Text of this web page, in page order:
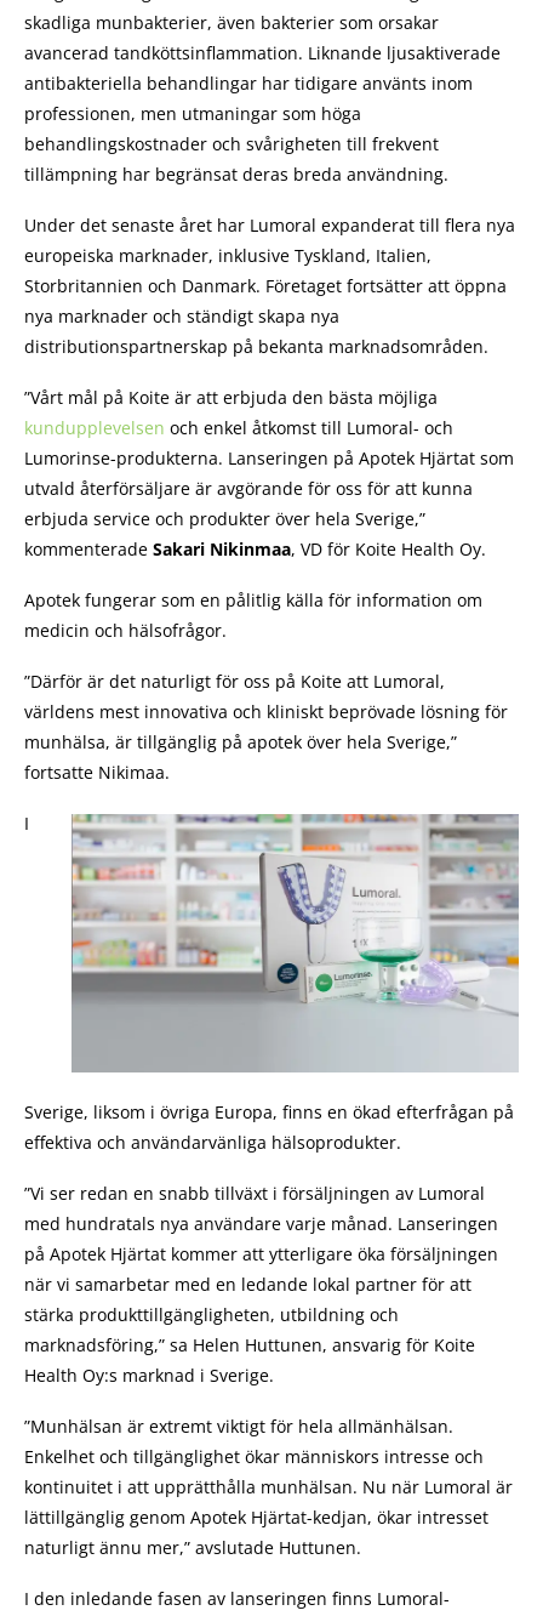
skadliga munbakterier, även bakterier som orsakar
avancerad tandköttsinflammation. Liknande ljusaktiverade
antibakteriella behandlingar har tidigare använts inom
professionen, men utmaningar som höga
behandlingskostnader och svårigheten till frekvent
tillämpning har begränsat deras breda användning.
Under det senaste året har Lumoral expanderat till flera nya
europeiska marknader, inklusive Tyskland, Italien,
Storbritannien och Danmark. Företaget fortsätter att öppna
nya marknader och ständigt skapa nya
distributionspartnerskap på bekanta marknadsområden.
”Vårt mål på Koite är att erbjuda den bästa möjliga
kundupplevelsen och enkel åtkomst till Lumoral- och
Lumorinse-produkterna. Lanseringen på Apotek Hjärtat som
utvald återförsäljare är avgörande för oss för att kunna
erbjuda service och produkter över hela Sverige,”
kommenterade Sakari Nikinmaa, VD för Koite Health Oy.
Apotek fungerar som en pålitlig källa för information om
medicin och hälsofrågor.
”Därför är det naturligt för oss på Koite att Lumoral,
världens mest innovativa och kliniskt beprövade lösning för
munhälsa, är tillgänglig på apotek över hela Sverige,”
fortsatte Nikimaa.
I
Sverige, liksom i övriga Europa, finns en ökad efterfrågan på
effektiva och användarvänliga hälsoprodukter.
”Vi ser redan en snabb tillväxt i försäljningen av Lumoral
med hundratals nya användare varje månad. Lanseringen
på Apotek Hjärtat kommer att ytterligare öka försäljningen
när vi samarbetar med en ledande lokal partner för att
stärka produkttillgängligheten, utbildning och
marknadsföring,” sa Helen Huttunen, ansvarig för Koite
Health Oy:s marknad i Sverige.
”Munhälsan är extremt viktigt för hela allmänhälsan.
Enkelhet och tillgänglighet ökar människors intresse och
kontinuitet i att upprätthålla munhälsan. Nu när Lumoral är
lättillgänglig genom Apotek Hjärtat-kedjan, ökar intresset
naturligt ännu mer,” avslutade Huttunen.
I den inledande fasen av lanseringen finns Lumoral-